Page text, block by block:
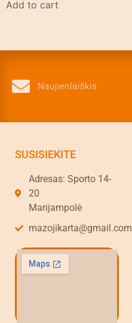
Add to cart
Naujienlaiškis
SUSISIEKITE
Adresas: Sporto 14-
20
Marijampolė
mazojikarta@gmail.com